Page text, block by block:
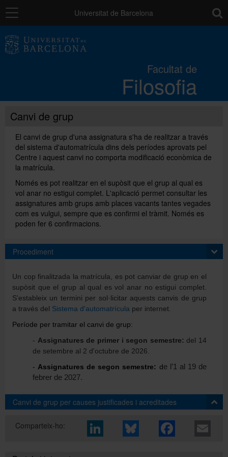
Navegació Universitat de Barcelona
Facultat de
Filosofia
Estudis
Serveis
Mobilitat
Relacions externes
Directori
Español
English
Canvi de grup
El canvi de grup d'una assignatura s'ha de realitzar a través
del sistema d'automatrícula dins dels períodes aprovats pel
Centre i aquest canvi no comporta modificació econòmica de
la matrícula.
Només es pot realitzar en el supòsit que el grup al qual es
vol anar no estigui complet. L'aplicació permet consultar les
assignatures amb grups amb places vacants tantes vegades
com es vulgui, sempre que es confirmi el tràmit. Només es
poden fer 6 confirmacions.
Procediment
Un cop finalitzada la matrícula, es pot canviar de grup en el
supòsit que el grup al qual es vol anar no estigui complet.
S'estableix un termini per sol·licitar aquests canvis de grup
a través del Sistema d'automatrícula per internet.
Període per tramitar el canvi de grup:
- Assignatures de primer i segon semestre: del 14
de setembre al 2 d'octubre de 2026.
- Assignatures de segon semestre: de l’1 al 19 de
febrer de 2027.
Canvi de grup per causes justificades i acreditades
El cap d’estudis estudiarà les peticions de canvi de grup, tot
i que el grup estigui complet, en els casos següents,
Comparteix-ho: